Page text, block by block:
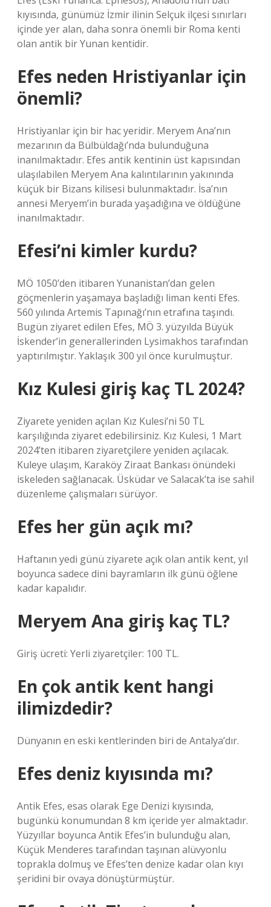
kıyısında, günümüz İzmir ilinin Selçuk ilçesi sınırları
içinde yer alan, daha sonra önemli bir Roma kenti
olan antik bir Yunan kentidir.
Efes neden Hristiyanlar için
önemli?
Hristiyanlar için bir hac yeridir. Meryem Ana’nın
mezarının da Bülbüldağı’nda bulunduğuna
inanılmaktadır. Efes antik kentinin üst kapısından
ulaşılabilen Meryem Ana kalıntılarının yakınında
küçük bir Bizans kilisesi bulunmaktadır. İsa’nın
annesi Meryem’in burada yaşadığına ve öldüğüne
inanılmaktadır.
Efesi’ni kimler kurdu?
MÖ 1050’den itibaren Yunanistan’dan gelen
göçmenlerin yaşamaya başladığı liman kenti Efes.
560 yılında Artemis Tapınağı’nın etrafına taşındı.
Bugün ziyaret edilen Efes, MÖ 3. yüzyılda Büyük
İskender’in generallerinden Lysimakhos tarafından
yaptırılmıştır. Yaklaşık 300 yıl önce kurulmuştur.
Kız Kulesi giriş kaç TL 2024?
Ziyarete yeniden açılan Kız Kulesi’ni 50 TL
karşılığında ziyaret edebilirsiniz. Kız Kulesi, 1 Mart
2024’ten itibaren ziyaretçilere yeniden açılacak.
Kuleye ulaşım, Karaköy Ziraat Bankası önündeki
iskeleden sağlanacak. Üsküdar ve Salacak’ta ise sahil
düzenleme çalışmaları sürüyor.
Efes her gün açık mı?
Haftanın yedi günü ziyarete açık olan antik kent, yıl
boyunca sadece dini bayramların ilk günü öğlene
kadar kapalıdır.
Meryem Ana giriş kaç TL?
Giriş ücreti: Yerli ziyaretçiler: 100 TL.
En çok antik kent hangi
ilimizdedir?
Dünyanın en eski kentlerinden biri de Antalya’dır.
Efes deniz kıyısında mı?
Antik Efes, esas olarak Ege Denizi kıyısında,
bugünkü konumundan 8 km içeride yer almaktadır.
Yüzyıllar boyunca Antik Efes’in bulunduğu alan,
Küçük Menderes tarafından taşınan alüvyonlu
toprakla dolmuş ve Efes’ten denize kadar olan kıyı
şeridini bir ovaya dönüştürmüştür.